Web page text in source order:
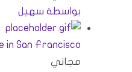
بواسطة سهيل
in San Francisco
مجاني